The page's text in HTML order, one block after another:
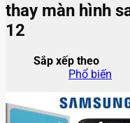
thay màn hình
12
Sắp xếp theo
Phổ biến